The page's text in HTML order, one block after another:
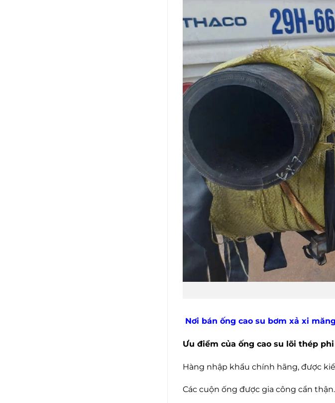
Hình ảnh
Nơi bán ống cao su bơm xả xi
Ưu điểm của ống cao su lõi thép phi
Hàng nhập khẩu chính hãng, được
Các cuộn ống được gia công cẩn thận.